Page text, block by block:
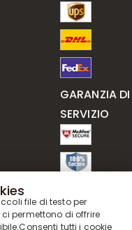
GARANZIA DI
SERVIZIO
file di testo per
permettono di offrire
tutti i cookie